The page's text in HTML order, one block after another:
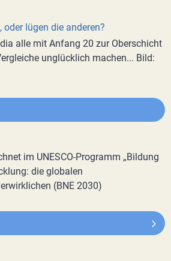
lügen die anderen?
alle mit Anfang 20 zur Oberschicht
unglücklich machen... Bild:
im UNESCO-Programm „Bildung
die globalen
(BNE 2030)